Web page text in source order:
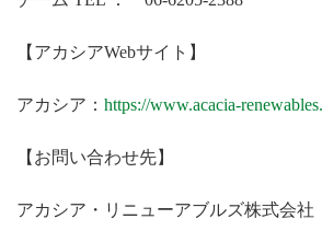
【アカシアWebサイト】
アカシア： https://www.acacia-
【お問い合わせ先】
アカシア・リニューアブルズ株式会社